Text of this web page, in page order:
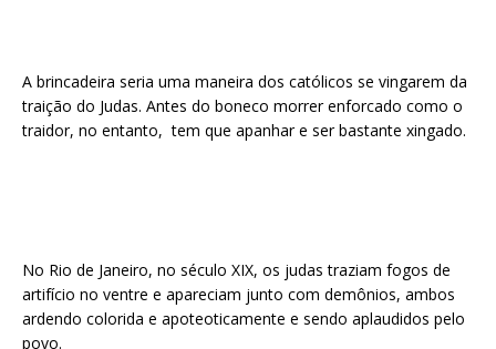
A brincadeira seria uma maneira dos católicos se vingarem da
traição do Judas. Antes do boneco morrer enforcado como o
traidor, no entanto, tem que apanhar e ser bastante xingado.
No Rio de Janeiro, no século XIX, os judas traziam fogos de
artifício no ventre e apareciam junto com demônios, ambos
ardendo colorida e apoteoticamente e sendo aplaudidos pelo
povo.